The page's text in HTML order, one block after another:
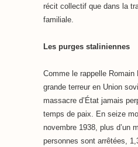
récit collectif que dans la
Les purges staliniennes
Comme le rappelle Romain
grande terreur en Union
massacre d’État jamais
temps de paix. En seize
novembre 1938, plus d’un
personnes sont arrêtées,